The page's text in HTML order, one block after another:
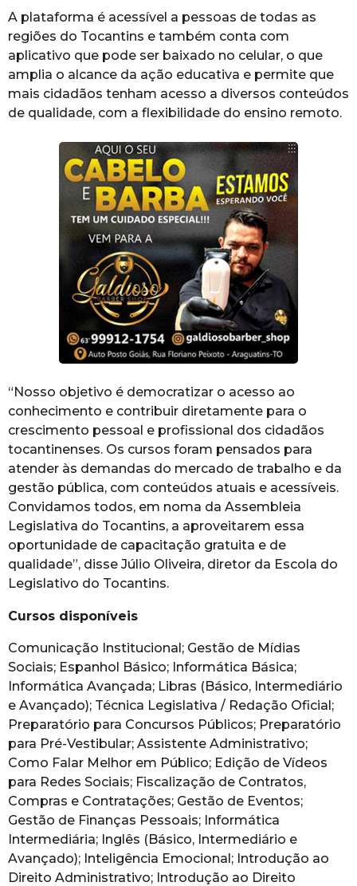
A plataforma é acessível a pessoas de todas as
regiões do Tocantins e também conta com
aplicativo que pode ser baixado no celular, o que
amplia o alcance da ação educativa e permite que
mais cidadãos tenham acesso a diversos conteúdos
de qualidade, com a flexibilidade do ensino remoto.
“Nosso objetivo é democratizar o acesso ao
conhecimento e contribuir diretamente para o
crescimento pessoal e profissional dos cidadãos
tocantinenses. Os cursos foram pensados para
atender às demandas do mercado de trabalho e da
gestão pública, com conteúdos atuais e acessíveis.
Convidamos todos, em noma da Assembleia
Legislativa do Tocantins, a aproveitarem essa
oportunidade de capacitação gratuita e de
qualidade”, disse Júlio Oliveira, diretor da Escola do
Legislativo do Tocantins.
Cursos disponíveis
Comunicação Institucional; Gestão de Mídias
Sociais; Espanhol Básico; Informática Básica;
Informática Avançada; Libras (Básico, Intermediário
e Avançado); Técnica Legislativa / Redação Oficial;
Preparatório para Concursos Públicos; Preparatório
para Pré-Vestibular; Assistente Administrativo;
Como Falar Melhor em Público; Edição de Vídeos
para Redes Sociais; Fiscalização de Contratos,
Compras e Contratações; Gestão de Eventos;
Gestão de Finanças Pessoais; Informática
Intermediária; Inglês (Básico, Intermediário e
Avançado); Inteligência Emocional; Introdução ao
Direito Administrativo; Introdução ao Direito